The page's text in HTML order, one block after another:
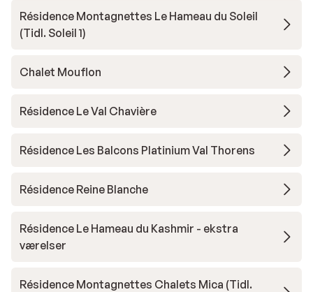
Résidence Montagnettes Le Hameau du Soleil
(Tidl. Soleil 1)
Chalet Mouflon
Résidence Le Val Chavière
Résidence Les Balcons Platinium Val Thorens
Résidence Reine Blanche
Résidence Le Hameau du Kashmir - ekstra
værelser
Résidence Montagnettes Chalets Mica (Tidl.